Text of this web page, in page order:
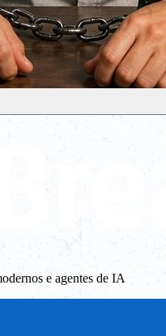
e agentes de IA